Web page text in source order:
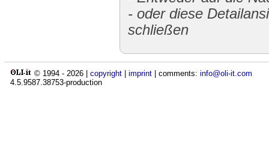
- oder diese
schließen
© 1994 - 2026 copyright imprint | comments: info@oli-it.com
4.5.9587.38753-production